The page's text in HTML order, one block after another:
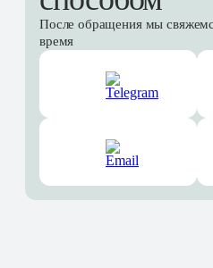
После обращения мы
время